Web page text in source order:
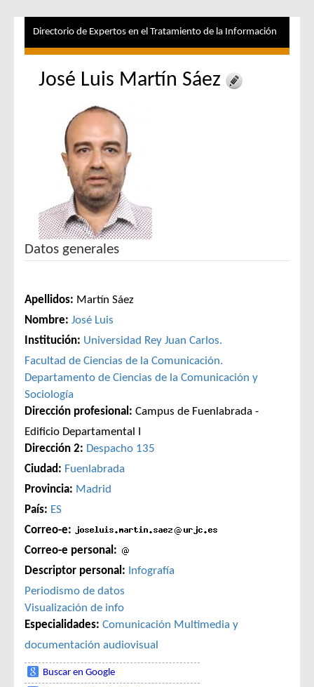
Directorio de Expertos en el Tratamiento de la Información
José Luis Martín Sáez
Datos generales
Apellidos: Martín Sáez
Nombre: José Luis
Institución: Universidad Rey Juan Carlos.
Facultad de Ciencias de la Comunicación.
Departamento de Ciencias de la Comunicación y
Sociología
Dirección profesional: Campus de Fuenlabrada -
Edificio Departamental I
Dirección 2: Despacho 135
Ciudad: Fuenlabrada
Provincia: Madrid
País: ES
Correo-e:
Correo-e personal:
Descriptor personal: Infografía
Periodismo de datos
Visualización de info
Especialidades: Comunicación Multimedia y
documentación audiovisual
Buscar en Google